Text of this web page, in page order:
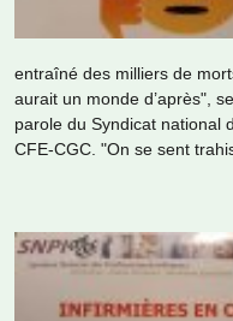
entraîné des mil­liers de
aurait un monde d’après",
parole du Syndicat natio­nal
CFE-CGC. "On se sent